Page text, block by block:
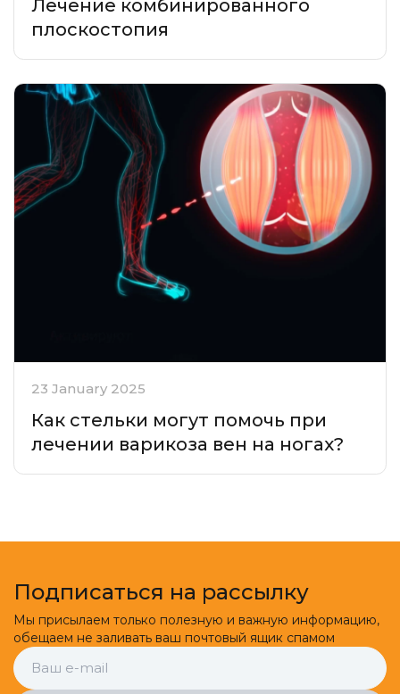
Лечение комбинированного
плоскостопия
23 January 2025
Как стельки могут помочь при
лечении варикоза вен на ногах?
Подписаться на рассылку
Мы присылаем только полезную и важную информацию,
обещаем не заливать ваш почтовый ящик спамом